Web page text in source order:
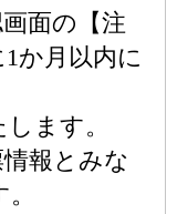
面の【注
か月以内に
ます。
報とみな